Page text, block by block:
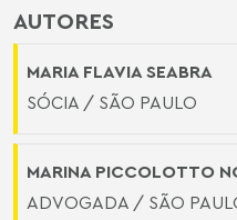
AUTORES
MARIA FLAVIA SEABRA
SÓCIA / SÃO PAULO
MARINA PICCOLOTTO
ADVOGADA / SÃO